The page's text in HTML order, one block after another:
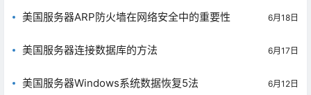
美国服务器ARP防火墙在网络安全中的重要性 6月18日
美国服务器连接数据库的方法 6月17日
美国服务器Windows系统数据恢复5法 6月12日